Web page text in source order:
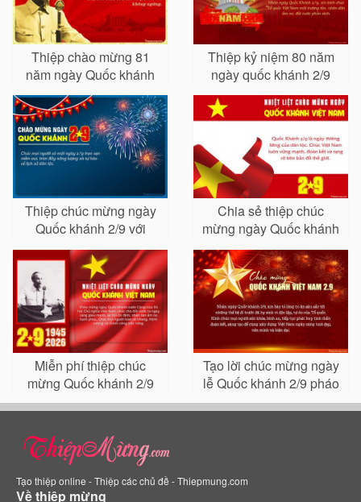
Thiệp chào mừng 81
năm ngày Quốc khánh
Việt Nam trang trọng
Thiệp kỷ niệm 80 năm
ngày quốc khánh 2/9
đẹp
Thiệp chúc mừng ngày
Quốc khánh 2/9 với
pháo hoa rực rỡ
Chia sẻ thiệp chúc
mừng ngày Quốc khánh
Việt Nam 2/9
Miễn phí thiệp chúc
mừng Quốc khánh 2/9
với quốc kỳ Việt Nam
Tạo lời chúc mừng ngày
lễ Quốc khánh 2/9 pháo
hoa
Tạo thiệp online - Thiệp các chủ đề - Thiepmung.com
Về thiệp mừng